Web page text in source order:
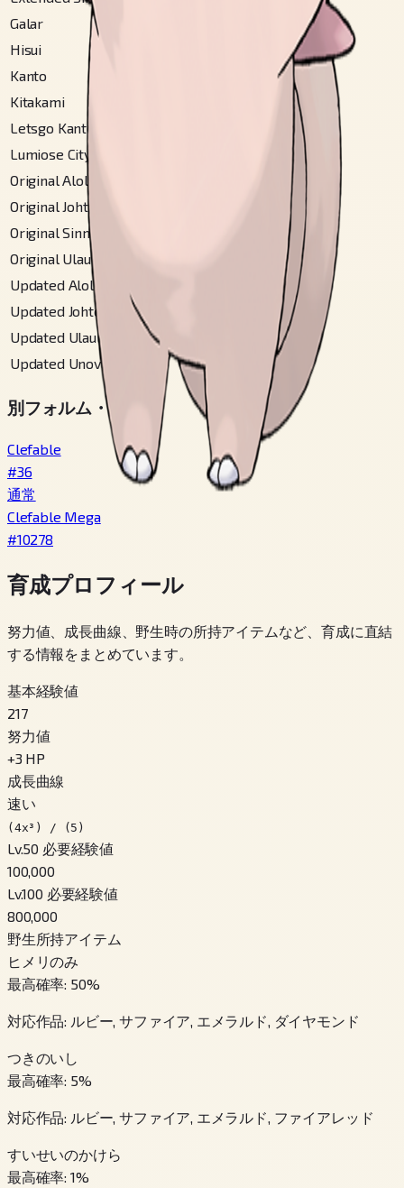
Galar
Hisui
Kanto
Kitakami
Letsgo Kanto
Lumiose City
Original Alola
Original Johto
Original Sinnoh
Original Ulaula
Updated Alola
Updated Johto
42
Updated Ulaula
95
Updated Unova
別フォルム・別個体
Clefable
#36
通常
Clefable Mega
#10278
育成プロフィール
努力値、成長曲線、野生時の所持アイテムなど、育成に直結
する情報をまとめています。
基本経験値
217
努力値
+3 HP
成長曲線
速い
(4x³) / (5)
Lv.50 必要経験値
100,000
Lv.100 必要経験値
800,000
野生所持アイテム
ヒメリのみ
最高確率: 50%
対応作品: ルビー, サファイア, エメラルド, ダイヤモンド
つきのいし
最高確率: 5%
対応作品: ルビー, サファイア, エメラルド, ファイアレッド
すいせいのかけら
最高確率: 1%